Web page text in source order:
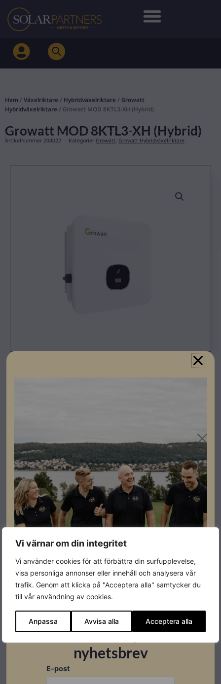
Vi värnar om din integritet
Vi använder cookies för att förbättra din surfupplevelse,
visa personliga annonser eller innehåll och analysera vår
trafik. Genom att klicka på "Acceptera alla" samtycker du
till vår användning av cookies.
Anpassa Avvisa alla Acceptera alla
Hoppa
innehåll
Hem / Växelriktare / Hybridväxelriktare / Growatt
Hybridväxelriktare / Growatt MOD 8KTL3-XH (Hybrid)
Growatt MOD 8KTL3-XH (Hybrid)
Artikelnummer 204022 Kategorier Growatt, Growatt Hybridväxelriktare
Batteriförberedd JA
Effekt
Antal MPPT
Vit
Varumärke Growatt
Datablad
Ladda ner
Montageanvisningar
Installation av CheckWatt CM10
Prenumerera på vårt
nyhetsbrev
E-post